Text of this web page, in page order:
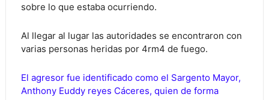
sobre lo que estaba ocurriendo.
Al llegar al lugar las autoridades se encontraron con
varias personas heridas por 4rm4 de fuego.
El agresor fue identificado como el Sargento Mayor,
Anthony Euddy reyes Cáceres, quien de forma